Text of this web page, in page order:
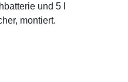
und 5 l
montiert.